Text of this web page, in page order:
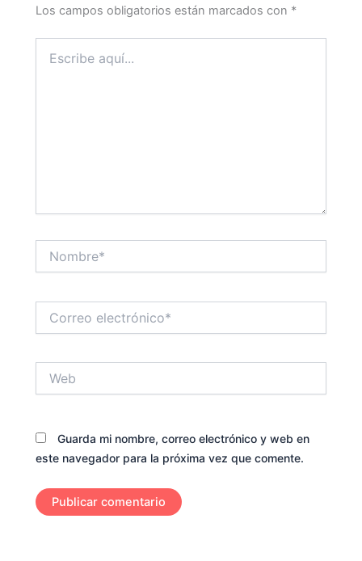
Los campos obligatorios están marcados con *
aquí...
electrónico*
Guarda mi nombre, correo electrónico y web en
este navegador para la próxima vez que comente.